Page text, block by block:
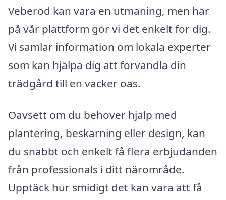
Veberöd kan vara en utmaning, men här
på vår plattform gör vi det enkelt för dig.
Vi samlar information om lokala experter
som kan hjälpa dig att förvandla din
trädgård till en vacker oas.
Oavsett om du behöver hjälp med
plantering, beskärning eller design, kan
du snabbt och enkelt få flera erbjudanden
från professionals i ditt närområde.
Upptäck hur smidigt det kan vara att få